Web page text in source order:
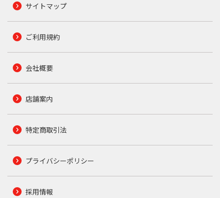
サイトマップ
ご利用規約
会社概要
店舗案内
特定商取引法
プライバシーポリシー
採用情報